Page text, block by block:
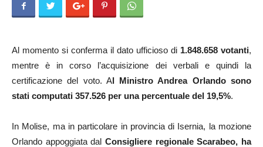
Al momento si conferma il dato ufficioso di 1.848.658 votanti,
mentre è in corso l’acquisizione dei verbali e quindi la
certificazione del voto. Al Ministro Andrea Orlando sono
stati computati 357.526 per una percentuale del 19,5%.
In Molise, ma in particolare in provincia di Isernia, la mozione
Orlando appoggiata dal Consigliere regionale Scarabeo, ha